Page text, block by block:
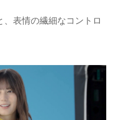
表情の繊細なコントロ